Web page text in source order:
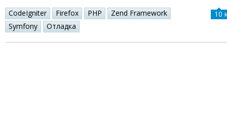
CodeIgniter Firefox PHP
Zend Framework
Symfony
Отладка
10